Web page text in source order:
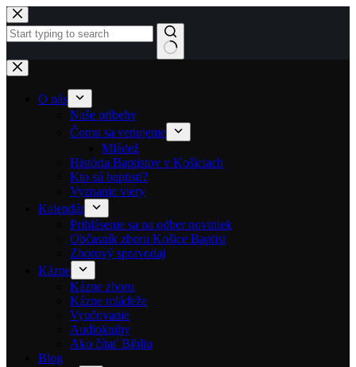
Skip to content
No results
O nás
Naše príbehy
Čomu sa venujeme
Mládež
História Baptistov v Košiciach
Kto sú baptisti?
Vyznanie viery
Kalendár
Prihlásenie sa na odber noviniek
Občasník zboru Košice Baptist
Zborový spravodaj
Kázne
Kázne zboru
Kázne mládeže
Vyučovanie
Audioknihy
Ako čítať Bibliu
Blog